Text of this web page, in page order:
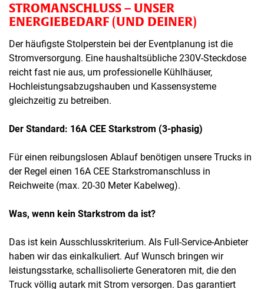
STROMANSCHLUSS – UNSER
ENERGIEBEDARF (UND DEINER)
Der häufigste Stolperstein bei der Eventplanung ist die
Stromversorgung. Eine haushaltsübliche 230V-Steckdose
reicht fast nie aus, um professionelle Kühlhäuser,
Hochleistungsabzugshauben und Kassensysteme
gleichzeitig zu betreiben.
Der Standard: 16A CEE Starkstrom (3-phasig)
Für einen reibungslosen Ablauf benötigen unsere Trucks in
der Regel einen 16A CEE Starkstromanschluss in
Reichweite (max. 20-30 Meter Kabelweg).
Was, wenn kein Starkstrom da ist?
Das ist kein Ausschlusskriterium. Als Full-Service-Anbieter
haben wir das einkalkuliert. Auf Wunsch bringen wir
leistungsstarke, schallisolierte Generatoren mit, die den
Truck völlig autark mit Strom versorgen. Das garantiert